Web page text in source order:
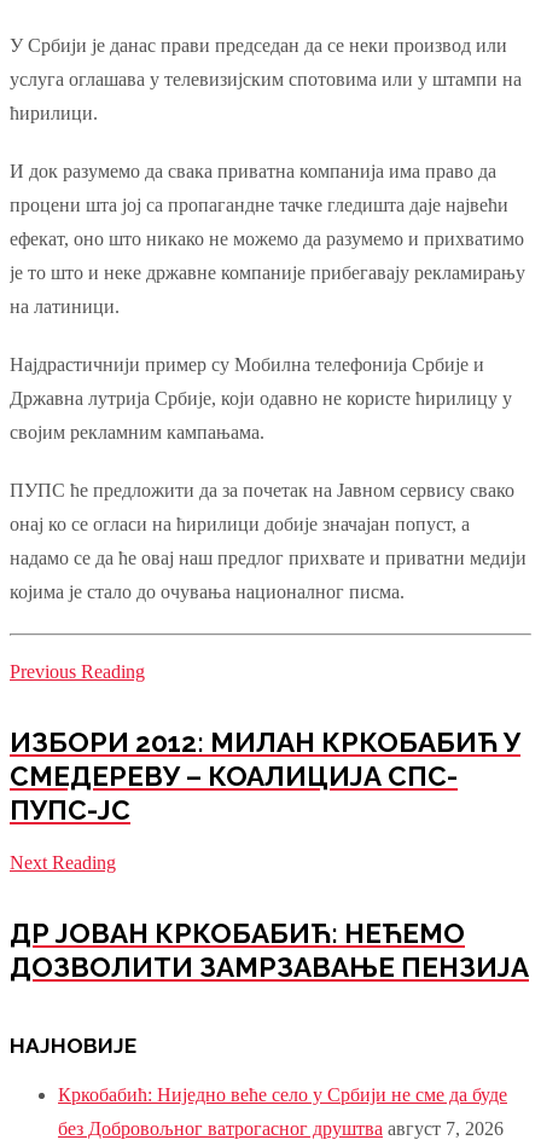
У Србији је данас прави председан да се неки производ или
услуга оглашава у телевизијским спотовима или у штампи на
ћирилици.
И док разумемо да свака приватна компанија има право да
процени шта јој са пропагандне тачке гледишта даје највећи
ефекат, оно што никако не можемо да разумемо и прихватимо
је то што и неке државне компаније прибегавају рекламирању
на латиници.
Најдрастичнији пример су Мобилна телефонија Србије и
Државна лутрија Србије, који одавно не користе ћирилицу у
својим рекламним кампањама.
ПУПС ће предложити да за почетак на Јавном сервису свако
онај ко се огласи на ћирилици добије значајан попуст, а
надамо се да ће овај наш предлог прихвате и приватни медији
којима је стало до очувања националног писма.
Previous Reading
ИЗБОРИ 2012: МИЛАН КРКОБАБИЋ У
СМЕДЕРЕВУ – КОАЛИЦИЈА СПС-
ПУПС-ЈС
Next Reading
ДР ЈОВАН КРКОБАБИЋ: НЕЋЕМО
ДОЗВОЛИТИ ЗАМРЗАВАЊЕ ПЕНЗИЈА
НАЈНОВИЈЕ
Кркобабић: Ниједно веће село у Србији не сме да буде
без Добровољног ватрогасног друштва август 7, 2026